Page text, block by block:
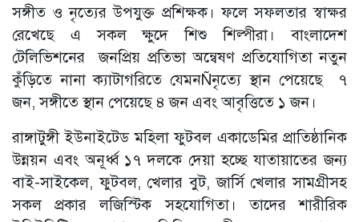
সঙ্গীত ও নৃত্যের উপযুক্ত প্রশিক্ষক। ফলে সফলতার স্বাক্ষর
রেখেছে এ সকল ক্ষুদে শিশু শিল্পীরা। বাংলাদেশ
টেলিভিশনের জনপ্রিয় প্রতিভা অন্বেষণ প্রতিযোগিতা নতুন
কুঁড়িতে নানা ক্যাটাগরিতে যেমনÑনৃত্যে স্থান পেয়েছে ৭
জন, সঙ্গীতে স্থান পেয়েছে ৪ জন এবং আবৃত্তিতে ১ জন।
রাঙ্গাটুঙ্গী ইউনাইটেড মহিলা ফুটবল একাডেমির প্রাতিষ্ঠানিক
উন্নয়ন এবং অনূর্ধ্ব ১৭ দলকে দেয়া হচ্ছে যাতায়াতের জন্য
বাই-সাইকেল, ফুটবল, খেলার বুট, জার্সি খেলার সামগ্রীসহ
সকল প্রকার লজিস্টিক সহযোগিতা। তাদের শারীরিক